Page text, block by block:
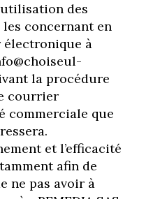
utilisation des
concernant en
à
la procédure
courrier
commerciale que
et l’efficacité
afin de
ne pas avoir à